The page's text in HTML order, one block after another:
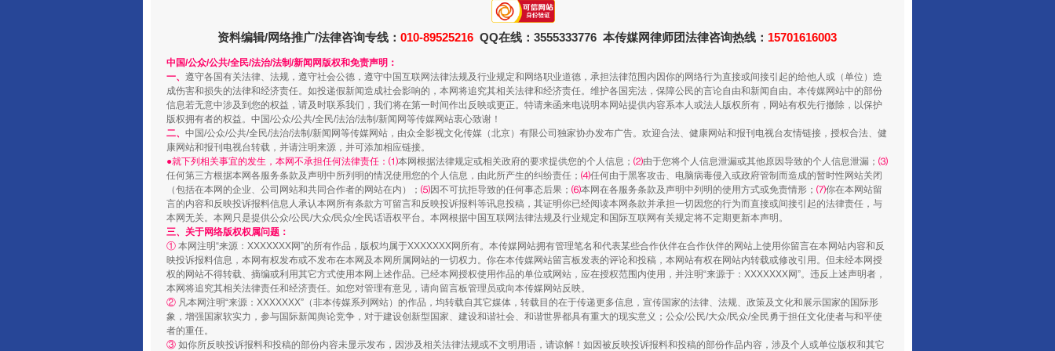
阿坝州三大球赛在茂县开幕 规模最大的光氢储一体化项目 走走走！国家喊你健身啦
资料编辑/网络推广/法律咨询专线： 010-89525216 QQ在线：3555333776 本传媒网律师团法律咨询热线： 15701616003
中国/公众/公共/全民/法治/法制/新闻网版权和免责声明：
一、 遵守各国有关法律、法规，遵守社会公德，遵守中国互联网法律法规及行业规定和网络职业道德，承担法律范围内因你的网络行为直接或间接引起的给他人或（单位）造
成伤害和损失的法律和经济责任。如投递假新闻造成社会影响的，本网将追究其相关法律和经济责任。维护各国宪法，保障公民的言论自由和新闻自由。本传媒网站中的部份
信息若无意中涉及到您的权益，请及时联系我们，我们将在第一时间作出反映或更正。特请来函来电说明本网站提供内容系本人或法人版权所有，网站有权先行撤除，以保护
版权拥有者的权益。中国/公众/公共/全民/法治/法制/新闻网等传媒网站衷心致谢！
二、 中国/公众/公共/全民/法治/法制/新闻网等传媒网站，由众全影视文化传媒（北京）有限公司独家协办发布广告。欢迎合法、健康网站和报刊电视台友情链接，授权合法、健
康网站和报刊电视台转载，并请注明来源，并可添加相应链接。
●就下列相关事宜的发生，本网不承担任何法律责任：⑴本网根据法律规定或相关政府的要求提供您的个人信息； ⑵由于您将个人信息泄漏或其他原因导致的个人信息泄漏； ⑶
任何第三方根据本网各服务条款及声明中所列明的情况使用您的个人信息，由此所产生的纠纷责任； ⑷任何由于黑客攻击、电脑病毒侵入或政府管制而造成的暂时性网站关闭
（包括在本网的企业、公司网站和共同合作者的网站在内）； ⑸因不可抗拒导致的任何事态后果； ⑹本网在各服务条款及声明中列明的使用方式或免责情形； ⑺你在本网站留
言的内容和反映投诉报料信息人承认本网所有条款方可留言和反映投诉报料等讯息投稿，其证明你已经阅读本网条款并承担一切因您的行为而直接或间接引起的法律责任，与
本网无关。本网只是提供公众/公民/大众/民众/全民话语权平台。本网根据中国互联网法律法规及行业规定和国际互联网有关规定将不定期更新本声明。
三、关于网络版权权属问题：
① 本网注明“来源：XXXXXXX网”的所有作品，版权均属于XXXXXXX网所有。本传媒网站拥有管理笔名和代表某些合作伙伴在合作伙伴的网站上使用你留言在本网站内容和反
映投诉报料信息，本网有权发布或不发布在本网及本网所属网站的一切权力。你在本传媒网站留言板发表的评论和投稿，本网站有权在网站内转载或修改引用。但未经本网授
权的网站不得转载、摘编或利用其它方式使用本网上述作品。已经本网授权使用作品的单位或网站，应在授权范围内使用，并注明“来源于：XXXXXXX网”。违反上述声明者，
本网将追究其相关法律责任和经济责任。如您对管理有意见，请向留言板管理员或向本传媒网站反映。
② 凡本网注明“来源：XXXXXXX”（非本传媒系列网站）的作品，均转载自其它媒体，转载目的在于传递更多信息，宣传国家的法律、法规、政策及文化和展示国家的国际形
象，增强国家软实力，参与国际新闻舆论竞争，对于建设创新型国家、建设和谐社会、和谐世界都具有重大的现实意义；公众/公民/大众/民众/全民勇于担任文化使者与和平使
者的重任。
③ 如你所反映投诉报料和投稿的部份内容未显示发布，因涉及相关法律法规或不文明用语，请谅解！如因被反映投诉报料和投稿的部份作品内容，涉及个人或单位版权和其它